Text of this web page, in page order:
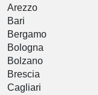
Arezzo
Bari
Bergamo
Bologna
Bolzano
Brescia
Cagliari